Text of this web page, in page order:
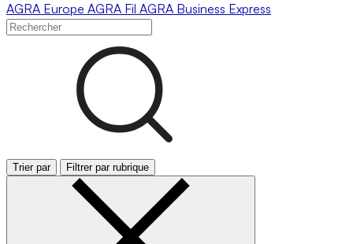
AGRA Europe AGRA Fil AGRA Business Express
Trier par Filtrer par rubrique